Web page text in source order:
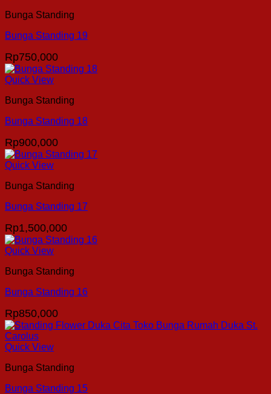
Bunga Standing
Bunga Standing 19
Rp750,000
Quick View
Bunga Standing
Bunga Standing 18
Rp900,000
Quick View
Bunga Standing
Bunga Standing 17
Rp1,500,000
Quick View
Bunga Standing
Bunga Standing 16
Rp850,000
Quick View
Bunga Standing
Bunga Standing 15